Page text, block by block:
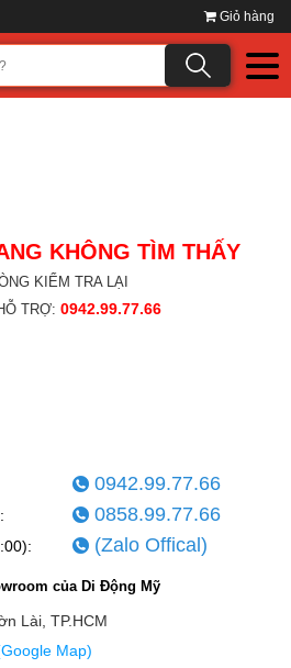
Giỏ hàng
KHÔNG TÌM THẤY
KIỂM TRA LẠI
TRỢ: 0942.99.77.66
0942.99.77.66
0858.99.77.66
(Zalo Offical)
của Di Động Mỹ
Lài, TP.HCM
Map)